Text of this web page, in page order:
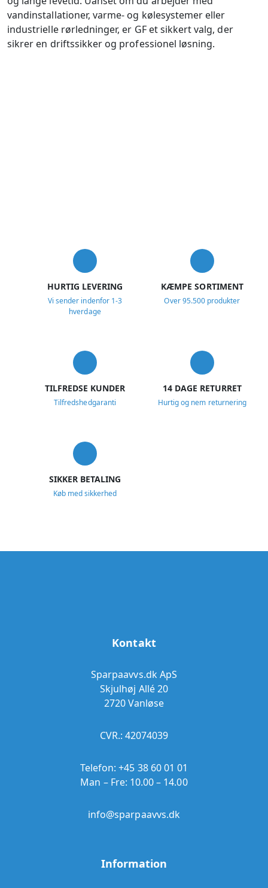
vandinstallationer, varme- og kølesystemer eller
industrielle rørledninger, er GF et sikkert valg, der
sikrer en driftssikker og professionel løsning.
HURTIG LEVERING
Vi sender indenfor 1-3
hverdage
KÆMPE SORTIMENT
Over 95.500 produkter
TILFREDSE KUNDER
Tilfredshedgaranti
14 DAGE RETURRET
Hurtig og nem returnering
SIKKER BETALING
Køb med sikkerhed
Kontakt
Sparpaavvs.dk ApS
Skjulhøj Allé 20
2720 Vanløse
CVR.: 42074039
Telefon:+45 38 60 01 01
Man – Fre: 10.00 – 14.00
info@sparpaavvs.dk
Information